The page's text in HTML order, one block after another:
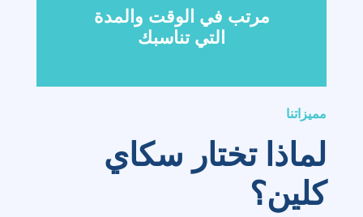
مرتب في الوقت والمدة
التي تناسبك
مميزاتنا
لماذا تختار سكاي
كلين؟